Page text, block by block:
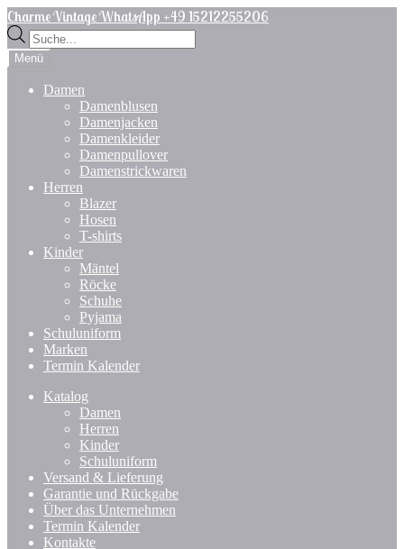
Zur
Navigation
springen
Zum
Inhalt
springen
Charme Vintage WhatsApp +49 15212255206
Products
search
Menü
Damen
Damenblusen
Damenjacken
Damenkleider
Damenpullover
Damenstrickwaren
Herren
Blazer
Hosen
T-shirts
Kinder
Mäntel
Röcke
Schuhe
Pyjama
Schuluniform
Marken
Termin Kalender
Katalog
Damen
Herren
Kinder
Schuluniform
Versand & Lieferung
Garantie und Rückgabe
Über das Unternehmen
Termin Kalender
Kontakte